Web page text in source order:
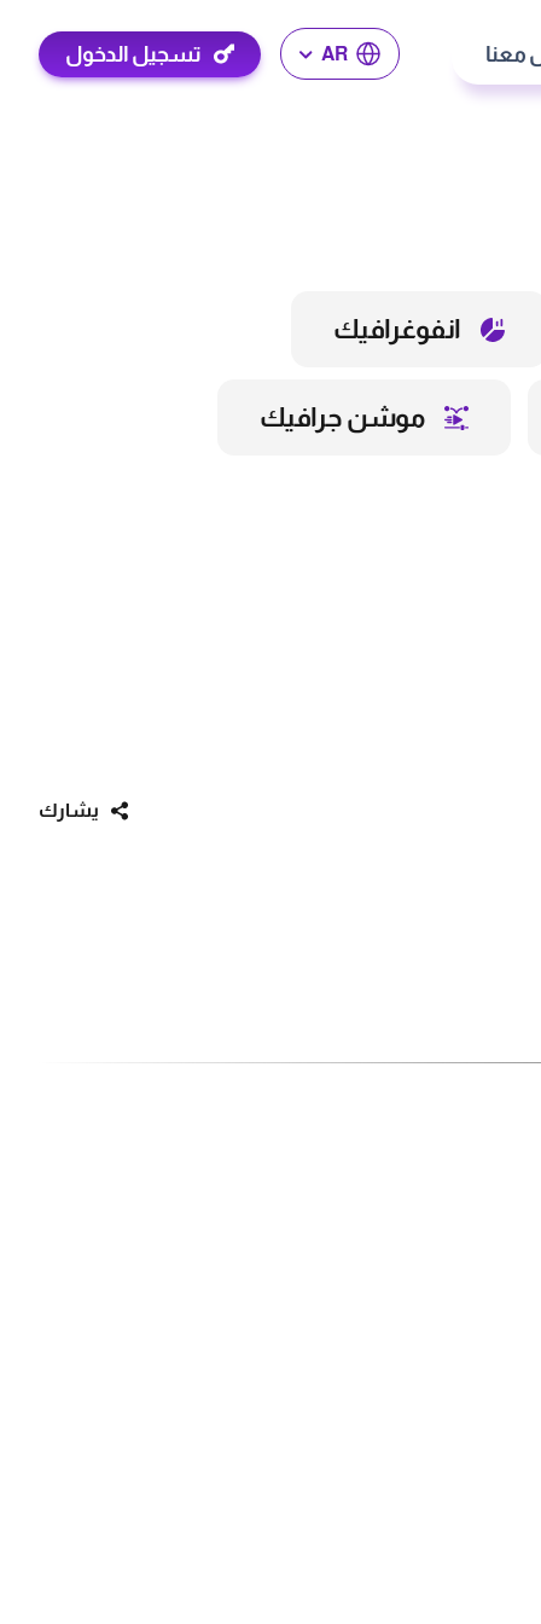
معنا AR تسجيل الدخول
انفوغرافيك
موشن جرافيك
يشارك